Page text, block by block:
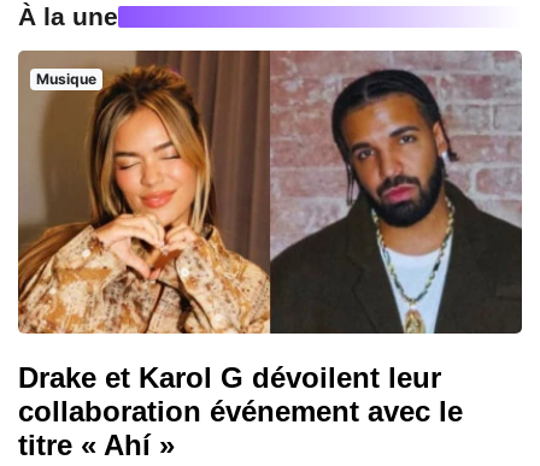
À la une
Musique
Drake et Karol G dévoilent leur
collaboration événement avec le
titre « Ahí »